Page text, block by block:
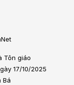
Tôn giáo
17/10/2025
Bá